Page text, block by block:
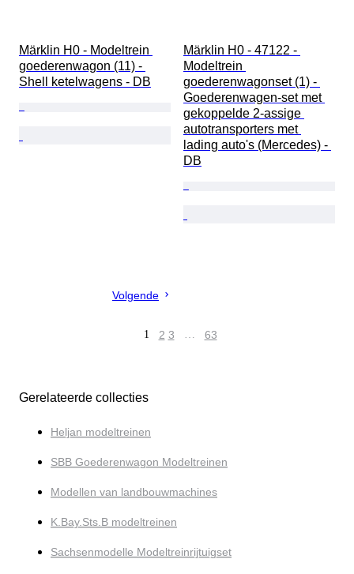
Märklin H0 - Modeltrein
goederenwagon (11) -
Shell ketelwagens - DB
Märklin H0 - 47122 -
Modeltrein
goederenwagonset (1) -
Goederenwagen-set met
gekoppelde 2-assige
autotransporters met
lading auto's (Mercedes) -
DB
Volgende
1 2 3 … 63
Gerelateerde collecties
Heljan modeltreinen
SBB Goederenwagon Modeltreinen
Modellen van landbouwmachines
K.Bay.Sts.B modeltreinen
Sachsenmodelle Modeltreinrijtuigset